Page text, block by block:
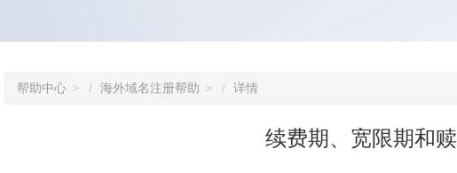
帮助中心 海外域名注册帮助 详情
续费期、宽限期和